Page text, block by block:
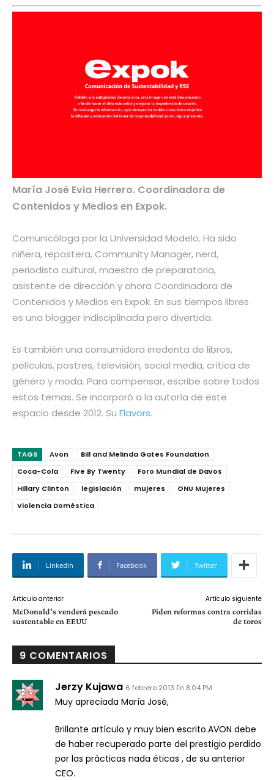
María José Evia Herrero. Coordinadora de
Contenidos y Medios en Expok.
Comunicóloga por la Universidad Modelo. Ha sido
niñera, repostera, Community Manager, nerd,
periodista cultural, maestra de preparatoria,
asistente de dirección y ahora Coordinadora de
Contenidos y Medios en Expok. En sus tiempos libres
es una blogger indisciplinada pero divertida.
Es también una consumidora irredenta de libros,
películas, postres, televisión, social media, crítica de
género y moda. Para compensar, escribe sobre todos
estos temas. Se incorporó a la autoría de este
espacio desde 2012. Su Flavors.
TAGS Avon
Bill and Melinda Gates Foundation
Coca-Cola
Five By Twenty
Foro Mundial de Davos
Hillary Clinton
legislación mujeres
ONU Mujeres
Violencia Doméstica
Linkedin Facebook Twitter
Artículo anterior
McDonald's venderá pescado
sustentable en EEUU
Artículo siguiente
Piden reformas contra corridas
de toros
9 COMENTARIOS
Jerzy Kujawa 6 febrero 2013 En 8:04 PM
Muy apreciada María José,
Brillante artículo y muy bien escrito.AVON debe
de haber recuperado parte del prestigio perdido
por las prácticas nada éticas , de su anterior
CEO.